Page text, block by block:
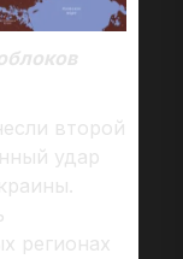
второй
удар
регионах